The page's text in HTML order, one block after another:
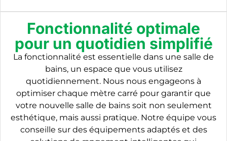
Fonctionnalité optimale
pour un quotidien simplifié
La fonctionnalité est essentielle dans une salle de
bains, un espace que vous utilisez
quotidiennement. Nous nous engageons à
optimiser chaque mètre carré pour garantir que
votre nouvelle salle de bains soit non seulement
esthétique, mais aussi pratique. Notre équipe vous
conseille sur des équipements adaptés et des